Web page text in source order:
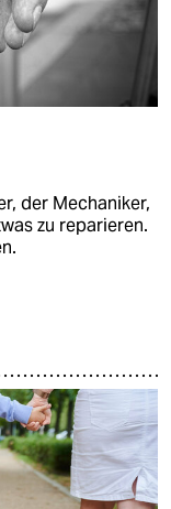
der Mechaniker,
zu reparieren.